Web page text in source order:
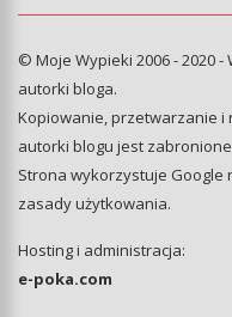
© Moje Wypieki 2006 - 2020 -
autorki bloga.
Kopiowanie, przetwarzanie
autorki blogu jest
Strona wykorzystuje Google
zasady użytkowania.
Hosting i administracja:
e-poka.com